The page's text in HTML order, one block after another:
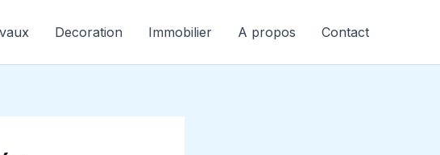
Decoration Immobilier A propos Contact